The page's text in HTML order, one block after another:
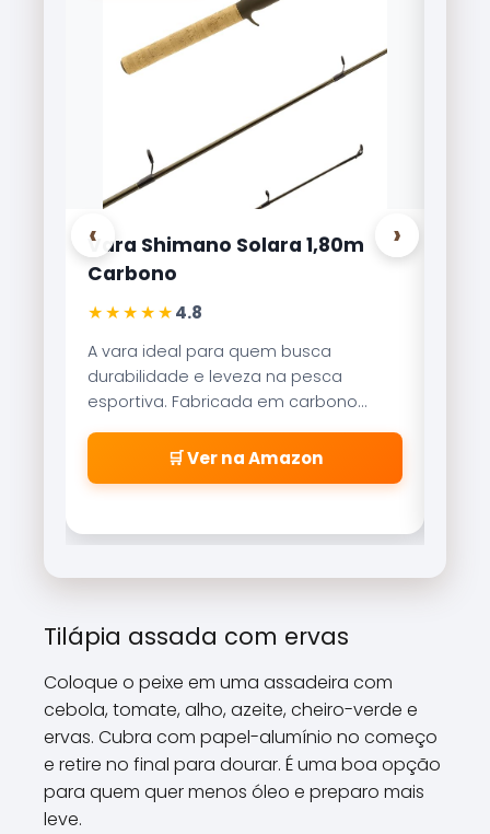
‹
Vara Shimano Solara 1,80m
Carbono
★★★★★4.8
A vara ideal para quem busca
durabilidade e leveza na pesca
esportiva. Fabricada em carbono
aeroglass, oferece sensibilidade
incrível para fisgadas precisas.
🛒 Ver na Amazon
›
Tilápia assada com ervas
Coloque o peixe em uma assadeira com
cebola, tomate, alho, azeite, cheiro-verde e
ervas. Cubra com papel-alumínio no começo
e retire no final para dourar. É uma boa opção
para quem quer menos óleo e preparo mais
leve.